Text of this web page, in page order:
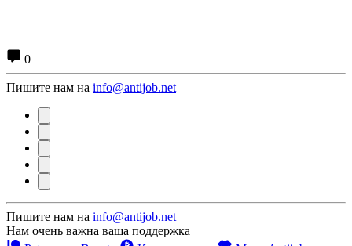
0
Пишите нам на info@antijob.net
Пишите нам на info@antijob.net
Нам очень важна ваша поддержка